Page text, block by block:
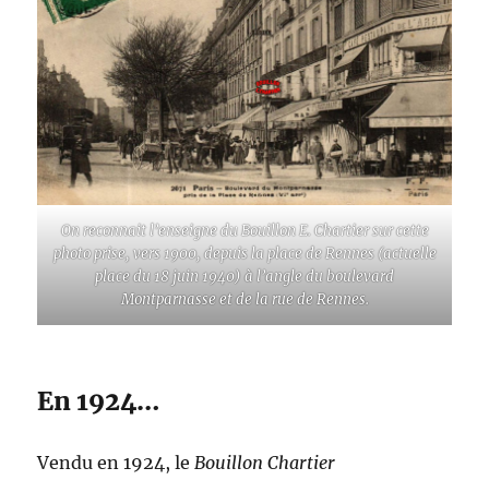
On reconnait l’enseigne du Bouillon E. Chartier sur cette
photo prise, vers 1900, depuis la place de Rennes (actuelle
place du 18 juin 1940) à l’angle du boulevard
Montparnasse et de la rue de Rennes.
En 1924…
Vendu en 1924, le Bouillon Chartier